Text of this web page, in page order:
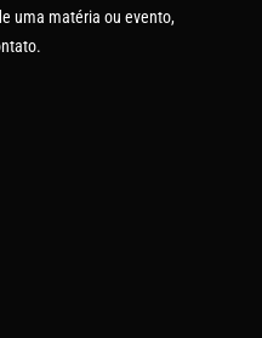
uma matéria ou evento,